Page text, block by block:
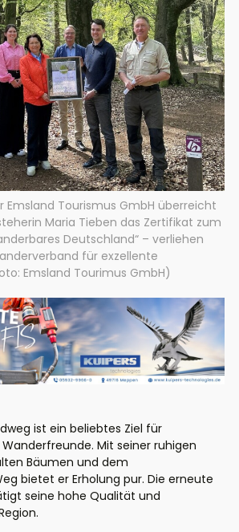
Emsland Tourismus GmbH überreicht
Maria Tieben das Zertifikat zum
Deutschland“ – verliehen
für exzellente
Emsland Tourimus GmbH)
ist ein beliebtes Ziel für
Mit seiner ruhigen
Bäumen und dem
bietet er Erholung pur. Die erneute
seine hohe Qualität und